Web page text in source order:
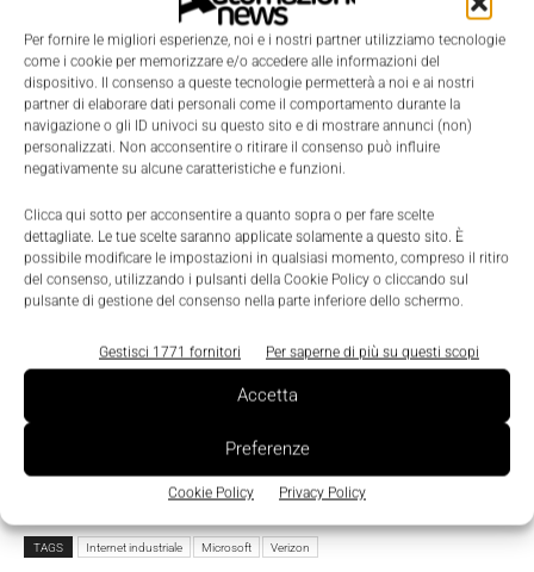
Per fornire le migliori esperienze, noi e i nostri partner utilizziamo tecnologie
come i cookie per memorizzare e/o accedere alle informazioni del
dispositivo. Il consenso a queste tecnologie permetterà a noi e ai nostri
partner di elaborare dati personali come il comportamento durante la
navigazione o gli ID univoci su questo sito e di mostrare annunci (non)
personalizzati. Non acconsentire o ritirare il consenso può influire
negativamente su alcune caratteristiche e funzioni.
Clicca qui sotto per acconsentire a quanto sopra o per fare scelte
dettagliate. Le tue scelte saranno applicate solamente a questo sito. È
possibile modificare le impostazioni in qualsiasi momento, compreso il ritiro
del consenso, utilizzando i pulsanti della Cookie Policy o cliccando sul
pulsante di gestione del consenso nella parte inferiore dello schermo.
Gestisci 1771 fornitori Per saperne di più su questi scopi
Accetta
Preferenze
Cookie Policy Privacy Policy
di distribuzione.
“La pandemia globale ha quasi interrotto ogni catena
di approvvigionamento. Le soluzioni IoT connesse
sono sempre più essenziali per proteggere tutti noi",
business di Cognizant.“Ogni prodotto sensibile alla
temperatura può ora essere monitorato per
garantirne l'integrità dalla spedizione al
piattaforma ThingSpace ci consente di implementare
nuove tecnologie per garantire che il cibo che
mangiamo e le medicine che prendiamo siano
sicure."
TAGS Internet industriale Microsoft Verizon